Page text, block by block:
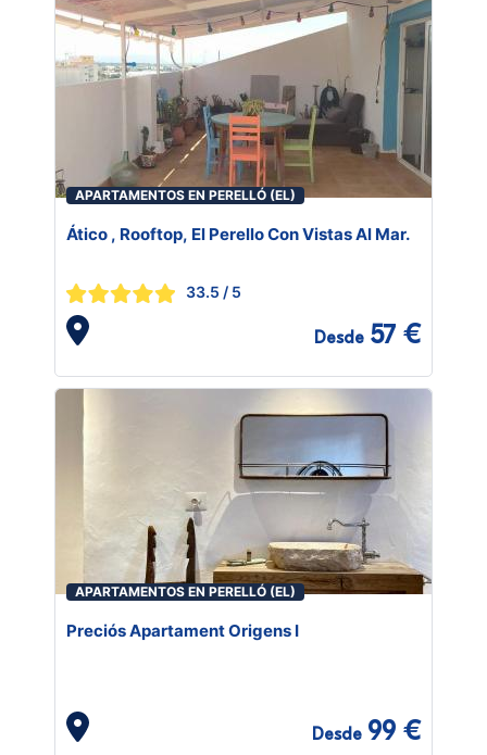
APARTAMENTOS EN PERELLÓ (EL)
Ático , Rooftop, El Perello Con Vistas Al Mar.
33.5 / 5
Desde 57 €
APARTAMENTOS EN PERELLÓ (EL)
Preciós Apartament Origens I
Desde 99 €